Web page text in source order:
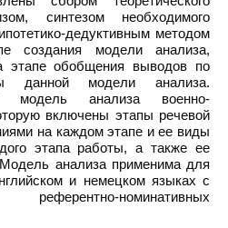
синтезом необходимого
дедуктивным методом
создания модели анализа,
этапе обобщения выводов по
данной модели анализа.
модель анализа военно-
включены этапы речевой
на каждом этапе и ее виды
этапа работы, а также ее
анализа применима для
и немецком языках с
номинативных